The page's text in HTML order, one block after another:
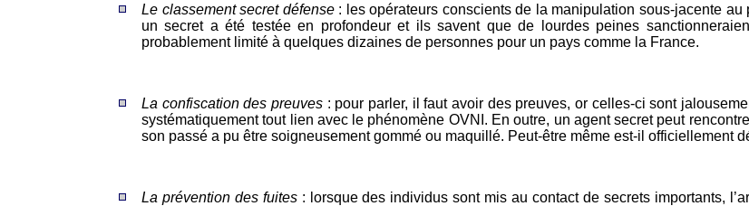
Le classement secret défense: les opérateurs conscients de la manipulation sous-jacente
un secret a été testée en profondeur et ils savent que de lourdes peines
probablement limité à quelques dizaines de personnes pour un pays comme la France.
La confiscation des preuves: pour parler, il faut avoir des preuves, or celles-ci sont
systématiquement tout lien avec le phénomène OVNI. En outre, un agent secret peut
son passé a pu être soigneusement gommé ou maquillé. Peut-être même est-il officiellement
La prévention des fuites: lorsque des individus sont mis au contact de secrets importants,